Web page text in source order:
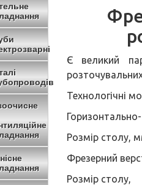
Є великий
Технологічні
Розмір столу,
Фрезерний
Розмір